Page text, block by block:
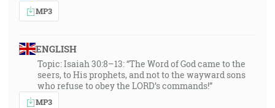
MP3
ENGLISH
Topic: Isaiah 30:8–13: “The Word of God came to the
seers, to His prophets, and not to the wayward sons
who refuse to obey the LORD’s commands!”
MP3